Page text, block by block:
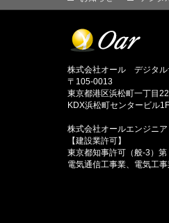
株式会社オール デジタル
〒105-0013
東京都港区浜松町一丁目
KDX浜松町センタービル1F
株式会社オールエンジニ
【建設業許可】
東京都知事許可（般-3）
電気通信工事業、電気工